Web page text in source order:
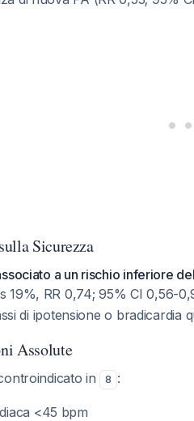
Sicurezza
a un rischio inferiore
19%, RR 0,74; 95% CI 0,56-
di ipotensione o bradicardia
Assolute
in 8 :
<45 bpm